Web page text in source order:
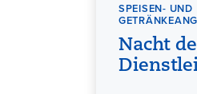
SPEISEN- UND
Nacht